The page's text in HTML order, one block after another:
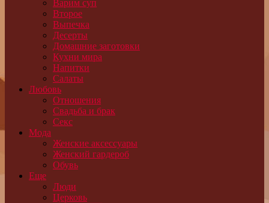
Варим суп
Второе
Выпечка
Десерты
Домашние заготовки
Кухни мира
Напитки
Салаты
Любовь
Отношения
Свадьба и брак
Секс
Мода
Женские аксессуары
Женский гардероб
Обувь
Еще
Люди
Церковь